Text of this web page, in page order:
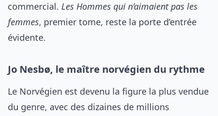
commercial. Les Hommes qui n’aimaient pas les
femmes, premier tome, reste la porte d’entrée
évidente.
Jo Nesbø, le maître norvégien du rythme
Le Norvégien est devenu la figure la plus vendue
du genre, avec des dizaines de millions